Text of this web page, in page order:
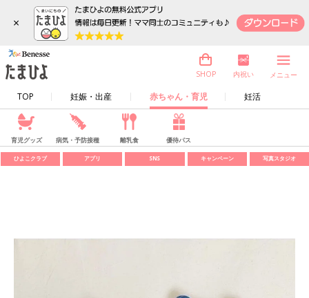
×
TOP 妊娠・出産 赤ちゃん・育児 妊活
SHOP 内祝い メニュー
育児グッズ 病気・予防接種 離乳食 優待パス
ひよこクラブ アプリ SNS キャンペーン 写真スタジオ